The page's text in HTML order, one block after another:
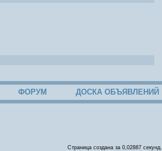
ФОРУМ ДОСКА ОБЪЯВЛЕНИЙ
Страница создана за 0,02887 секунд.